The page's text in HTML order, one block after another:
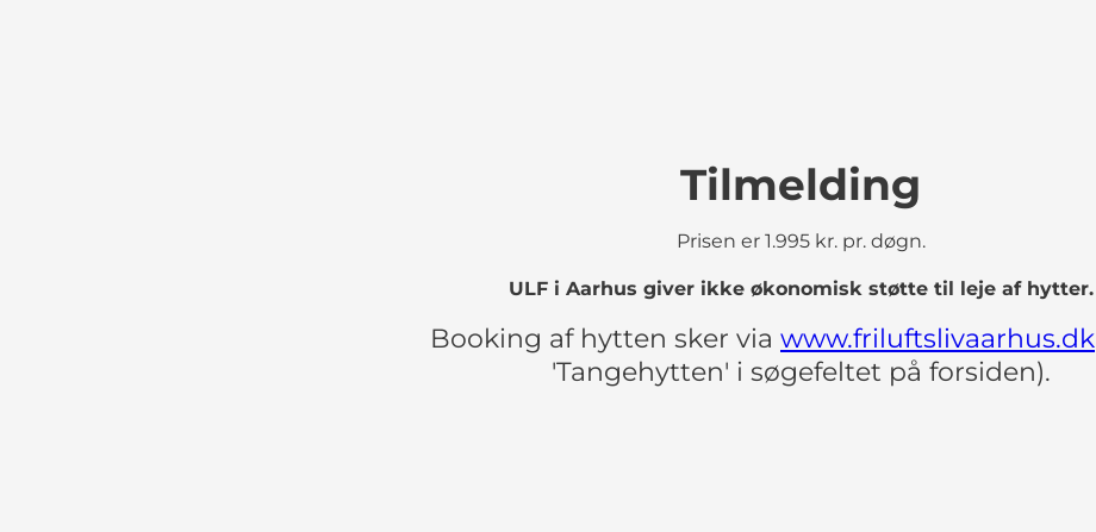
Tilmelding
Prisen er 1.995 kr. pr. døgn.
ULF i Aarhus giver ikke økonomisk støtte til leje af hytter.
Booking af hytten sker via www.friluftslivaarhus.dk
'Tangehytten' i søgefeltet på forsiden).